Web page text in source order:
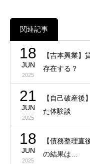
関連記事
18
JUN
2025
【吉本興業】
存在する？
21
JUN
2025
【自己破産
た体験談
18
JUN
2025
【債務整理
の結果は…